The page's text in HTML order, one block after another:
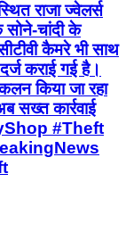
राजा ज्वेलर्स
चांदी के
कैमरे भी साथ
कराई गई है।
किया जा रहा
सख्त कार्रवाई
#Theft